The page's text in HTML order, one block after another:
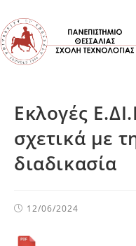
Εκλογές
σχετικά με
διαδικασία
12/06/2024